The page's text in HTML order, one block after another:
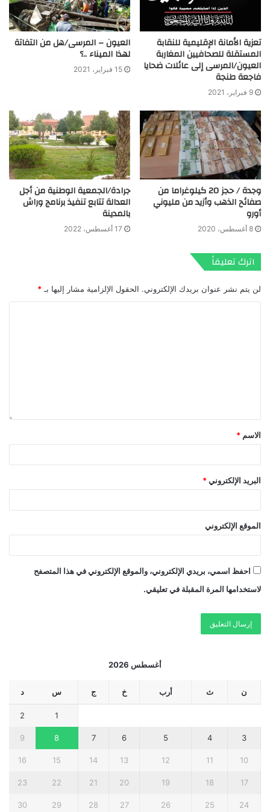
تعزية الأمانة الإقليمية للنقابة
المستقلة للصحافيين المغاربة
العيون/المرسى إلى عائلات ضحايا
فاجعة طنجة
9 فبراير، 2021
العيون – المرسى/هل من التفاتة
لهذا الميناء ..؟
15 فبراير، 2021
وجدة / حجز 20 كيلوغراما من
صفائح الذهب وأزيد من مليوني
أورو
8 أغسطس، 2020
جرادة/الجمعية الوطنية من أجل
العدالة تتابع تنفيذ برنامج وراش
بالمدينة
17 أغسطس، 2022
اترك تعليقاً
لن يتم نشر عنوان بريدك الإلكتروني. الحقول الإلزامية مشار إليها بـ *
الاسم *
البريد الإلكتروني *
الموقع الإلكتروني
احفظ اسمي، بريدي الإلكتروني، والموقع الإلكتروني في هذا المتصفح
لاستخدامها المرة المقبلة في تعليقي.
أغسطس 2026
ن ث أرب خ ج س د
1
2
3
4
5
6
7
8
9
10
11
12
13
14
15
16
17
18
19
20
21
22
23
24
25
26
27
28
29
30